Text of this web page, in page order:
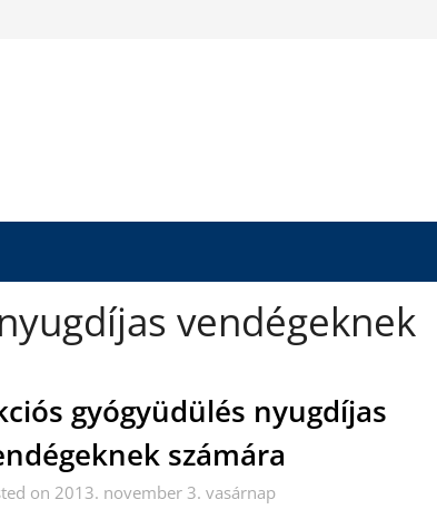
vendégeknek
gyógyüdülés nyugdíjas
számára
on 2013. november 3. vasárnap